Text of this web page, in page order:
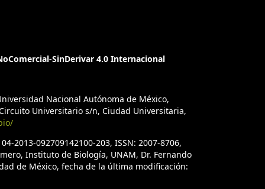
SinDerivar 4.0 Internacional
Nacional Autónoma de México,
Universitario s/n, Ciudad Universitaria,
2013-092709142100-203, ISSN: 2007-8706,
Instituto de Biología, UNAM, Dr. Fernando
de México, fecha de la última modificación: